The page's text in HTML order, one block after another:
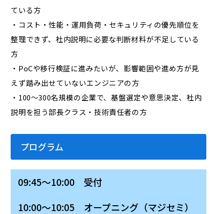
ている方
・コスト・性能・運用負荷・セキュリティの優先順位を
整理できず、社内説明に必要な判断材料が不足している
方
・PoCや移行検証に進みたいが、影響範囲や進め方が見
えず踏み出せていないエンジニアの方
・100～300名規模の企業で、基盤選定や意思決定、社内
説明を担う部長クラス・技術責任者の方
プログラム
09:45～10:00 受付
10:00～10:05 オープニング（マジセミ）